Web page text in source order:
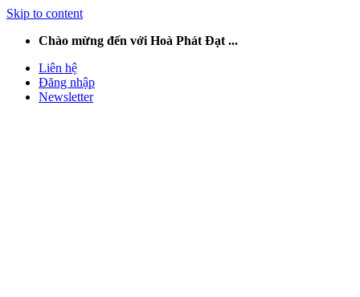
Skip to content
Chào mừng đến với Hoà Phát Đạt ...
Liên hệ
Đăng nhập
Newsletter